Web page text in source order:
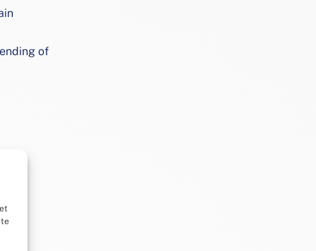
of